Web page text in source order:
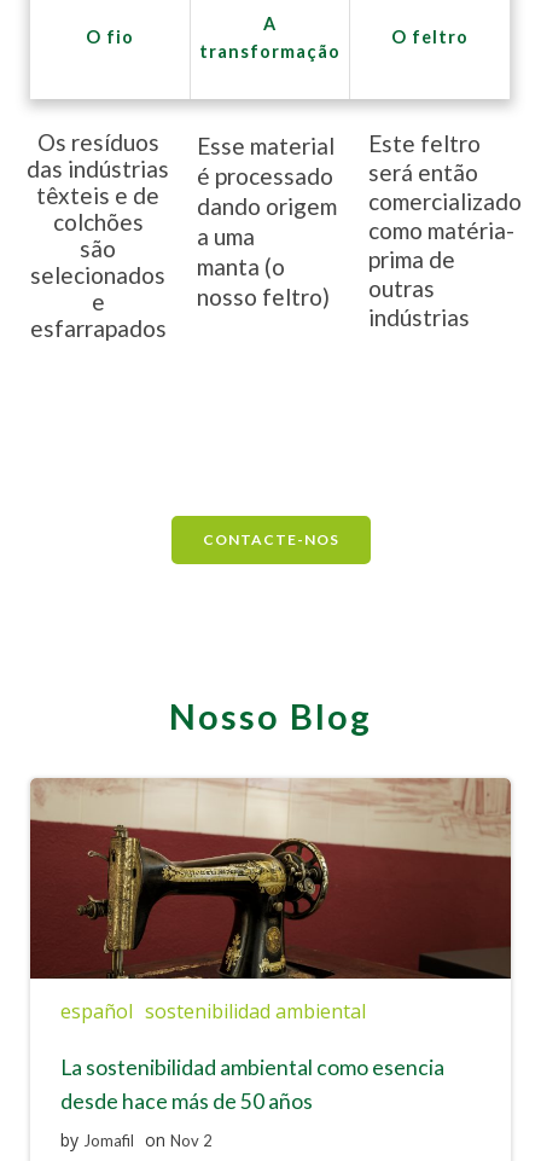
O fio
A
transformação
O feltro
Os resíduos
das indústrias
têxteis e de
colchões
são
selecionados
e
esfarrapados
Esse material
é processado
dando origem
a uma
manta (o
nosso feltro)
Este feltro
será então
comercializado
como matéria-
prima de
outras
indústrias
CONTACTE-NOS
Nosso Blog
español sostenibilidad ambiental
La sostenibilidad ambiental como esencia
desde hace más de 50 años
by Jomafil on Nov 2